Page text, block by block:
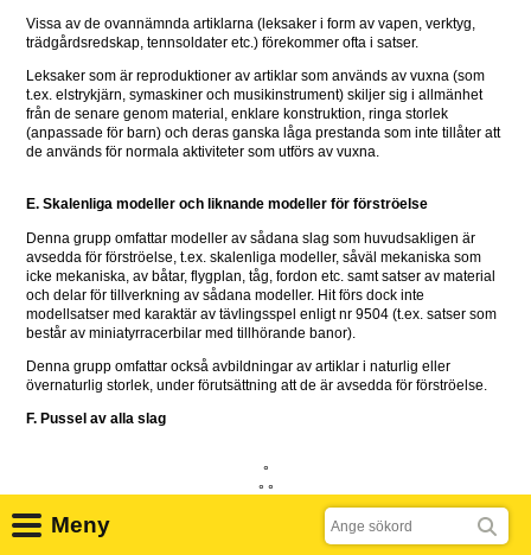
Vissa av de ovannämnda artiklarna (leksaker i form av vapen, verktyg,
trädgårdsredskap, tennsoldater etc.) förekommer ofta i satser.
Leksaker som är reproduktioner av artiklar som används av vuxna (som
t.ex. elstrykjärn, symaskiner och musikinstrument) skiljer sig i allmänhet
från de senare genom material, enklare konstruktion, ringa storlek
(anpassade för barn) och deras ganska låga prestanda som inte tillåter att
de används för normala aktiviteter som utförs av vuxna.
E. Skalenliga modeller och liknande modeller för förströelse
Denna grupp omfattar modeller av sådana slag som huvudsakligen är
avsedda för förströelse, t.ex. skalenliga modeller, såväl mekaniska som
icke mekaniska, av båtar, flygplan, tåg, fordon etc. samt satser av material
och delar för tillverkning av sådana modeller. Hit förs dock inte
modellsatser med karaktär av tävlingsspel enligt nr 9504 (t.ex. satser som
består av miniatyrracerbilar med tillhörande banor).
Denna grupp omfattar också avbildningar av artiklar i naturlig eller
övernaturlig storlek, under förutsättning att de är avsedda för förströelse.
F. Pussel av alla slag
°
° °
Satser som består av olika artiklar, vilka om de förelåg separat skulle föras
till andra nummer i tulltaxan, klassificeras enligt detta nummer när de
Sök
Meny